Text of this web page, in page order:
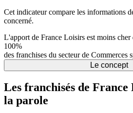
Cet indicateur compare les informations
concerné.
L'apport de France Loisirs est moins cher
100%
des franchises du secteur de Commerces
Le concept
Les franchisés de
la parole